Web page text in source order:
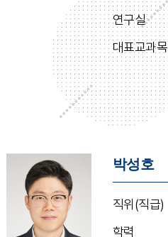
연구실
대표교과목
박성호
직위(직급)
학력